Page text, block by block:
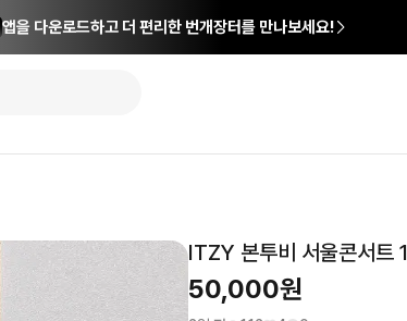
앱을 다운로드하고 더 편리한 번개장터를 만나보세요!
ITZY 본투비 서울콘서트
50,000원